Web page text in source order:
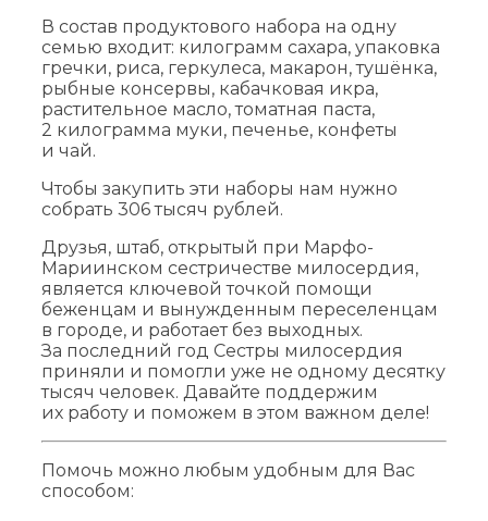
В состав продуктового набора на одну
семью входит: килограмм сахара, упаковка
гречки, риса, геркулеса, макарон, тушёнка,
рыбные консервы, кабачковая икра,
растительное масло, томатная паста,
2 килограмма муки, печенье, конфеты
и чай.
Чтобы закупить эти наборы нам нужно
собрать 306 тысяч рублей.
Друзья, штаб, открытый при Марфо-
Мариинском сестричестве милосердия,
является ключевой точкой помощи
беженцам и вынужденным переселенцам
в городе, и работает без выходных.
За последний год Сестры милосердия
приняли и помогли уже не одному десятку
тысяч человек. Давайте поддержим
их работу и поможем в этом важном деле!
Помочь можно любым удобным для Вас
способом: